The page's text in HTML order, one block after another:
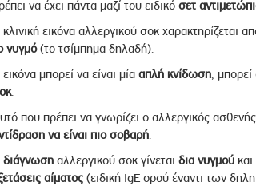
Τρίτων Μερών
και Προαγωγής των Δικαιωμάτων των
να έχει πάντα μαζί του ειδικό σετ
εικόνα αλλεργικού σοκ χαρακτηρίζεται
νυγμό(το τσίμπημα δηλαδή).
μπορεί να είναι μία απλή κνίδωση, μπορεί
.
που πρέπει να γνωρίζει ο αλλεργικός ασθενής
να είναι πιο σοβαρή.
διάγνωσηαλλεργικού σοκ γίνεται δια νυγμούκαι
αίματος(ειδική IgE ορού έναντι των